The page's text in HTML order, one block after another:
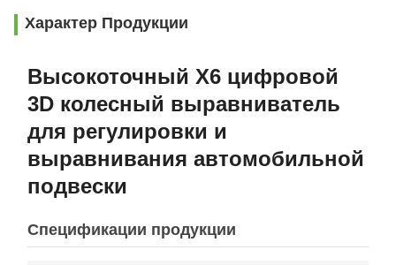
Характер Продукции
Высокоточный X6 цифровой
3D колесный выравниватель
для регулировки и
выравнивания автомобильной
подвески
Спецификации продукции